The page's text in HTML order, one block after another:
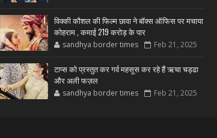
विक्की कौशल की फिल्म छावा ने बॉक्स ऑफिस पर मचाया
कोहराम , कमाई 219 करोड़ के पार
sandhya border times Feb 21, 2025
टाप्स को प्रस्तुत कर गर्व महसूस कर रहे हैं ऋचा चड्ढा
और अली फज़ल
sandhya border times Feb 21, 2025